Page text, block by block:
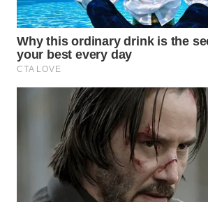
WN
SOLO
WN
BOROBUDUR
MADURA
WN